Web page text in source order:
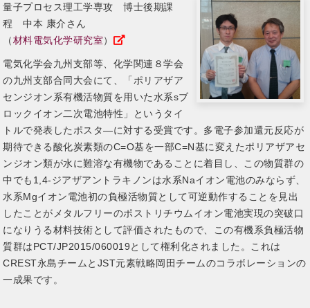
量子プロセス理工学専攻 博士後期課
程 中本 康介さん
（材料電気化学研究室）
電気化学会九州支部等、化学関連８学会
の九州支部合同大会にて、「ポリアザア
センジオン系有機活物質を用いた水系sブ
ロックイオン二次電池特性」というタイ
トルで発表したポスタ―に対する受賞です。多電子参加還元反応が
期待できる酸化炭素類のC=O基を一部C=N基に変えたポリアザアセ
ンジオン類が水に難溶な有機物であることに着目し、この物質群の
中でも1,4-ジアザアントラキノンは水系Naイオン電池のみならず、
水系Mgイオン電池初の負極活物質として可逆動作することを見出
したことがメタルフリーのポストリチウムイオン電池実現の突破口
になりうる材料技術として評価されたもので、この有機系負極活物
質群はPCT/JP2015/060019として権利化されました。これは
CREST永島チームとJST元素戦略岡田チームのコラボレーションの
一成果です。